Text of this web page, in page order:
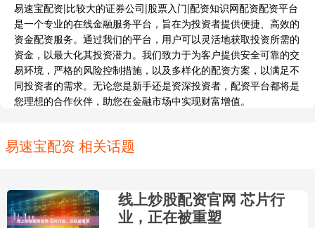
易速宝配资|比较大的证券公司|股票入门|配资知识网配资配资平台
是一个专业的在线金融服务平台，旨在为投资者提供便捷、高效的
资金配资服务。通过我们的平台，用户可以灵活地获取投资所需的
资金，以最大化其投资潜力。我们致力于为客户提供安全可靠的交
易环境，严格的风险控制措施，以及多样化的配资方案，以满足不
同投资者的需求。无论您是新手还是资深投资者，配资平台都将是
您理想的合作伙伴，助您在金融市场中实现财富增值。
易速宝配资 相关话题
线上炒股配资官网 芯片行
业，正在被重塑